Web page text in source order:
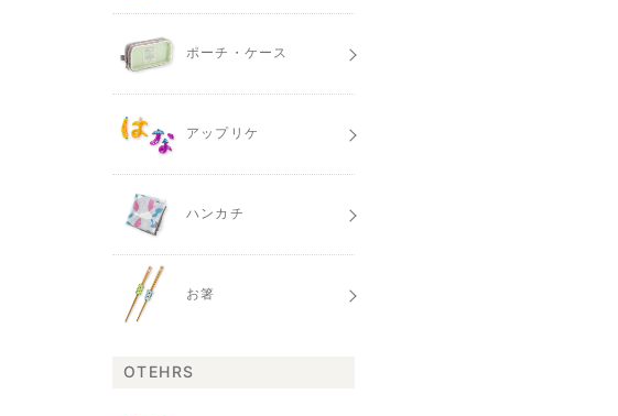
ポーチ・ケース
アップリケ
ハンカチ
お箸
OTEHRS